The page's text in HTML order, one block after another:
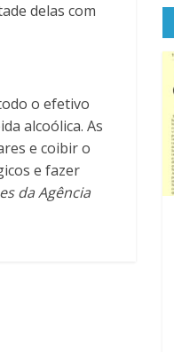
delas com
o efetivo
alcoólica. As
e coibir o
e fazer
da Agência